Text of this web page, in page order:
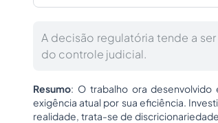
A decisão regulatória tende a
do controle judicial.
Resumo: O trabalho ora desenvolvido
exigência atual por sua eficiência.
realidade, trata-se de